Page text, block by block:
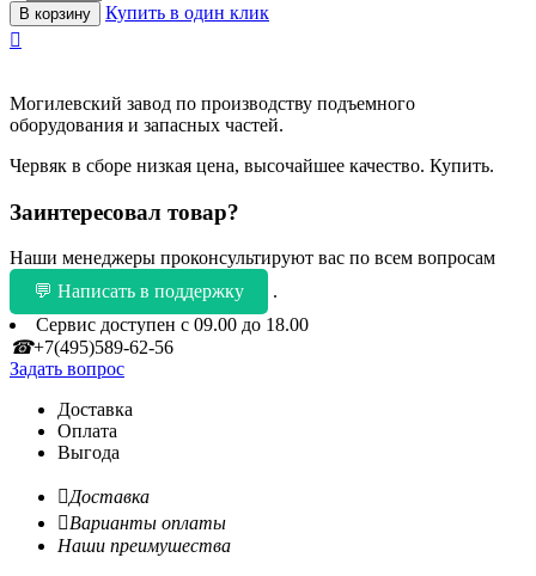
В корзину
Купить в один клик

Могилевский завод по производству подъемного
оборудования и запасных частей.
Червяк в сборе низкая цена, высочайшее качество. Купить.
Заинтересовал товар?
Наши менеджеры проконсультируют вас по всем вопросам
💬 Написать в поддержку
.
Сервис доступен с 09.00 до 18.00
☎+7(495)589-62-56
Задать вопрос
Доставка
Оплата
Выгода
Доставка
Варианты оплаты
Наши преимушества